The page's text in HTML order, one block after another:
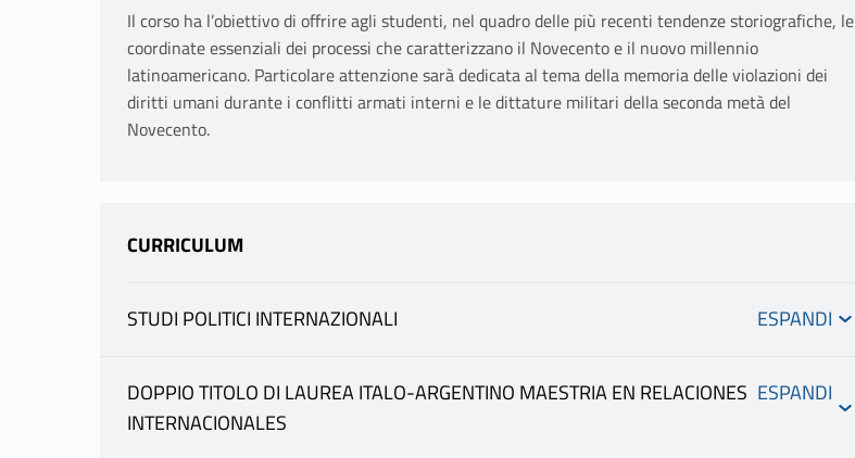
Il corso ha l’obiettivo di offrire agli studenti, nel quadro delle più recenti tendenze storiografiche, le
coordinate essenziali dei processi che caratterizzano il Novecento e il nuovo millennio
latinoamericano. Particolare attenzione sarà dedicata al tema della memoria delle violazioni dei
diritti umani durante i conflitti armati interni e le dittature militari della seconda metà del
Novecento.
CURRICULUM
STUDI POLITICI INTERNAZIONALI
FOTIA LAURA
DOPPIO TITOLO DI LAUREA ITALO-ARGENTINO MAESTRIA EN RELACIONES
INTERNACIONALES